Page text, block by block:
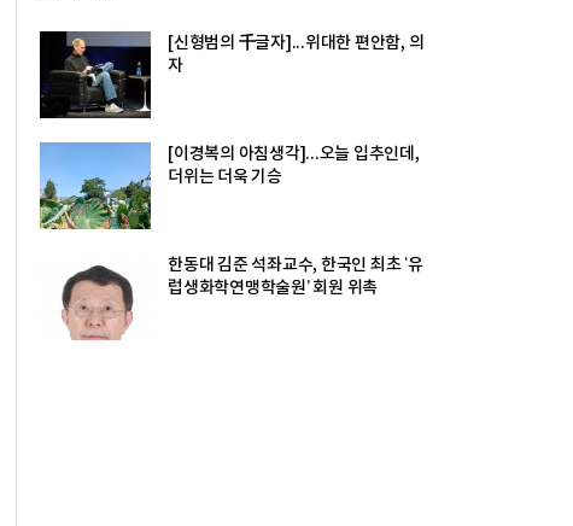
[신형범의 千글자]...위대한 편안함, 의
자
[이경복의 아침생각]...오늘 입추인데,
더위는 더욱 기승
한동대 김준 석좌교수, 한국인 최초 ‘유
럽생화학연맹학술원’ 회원 위촉